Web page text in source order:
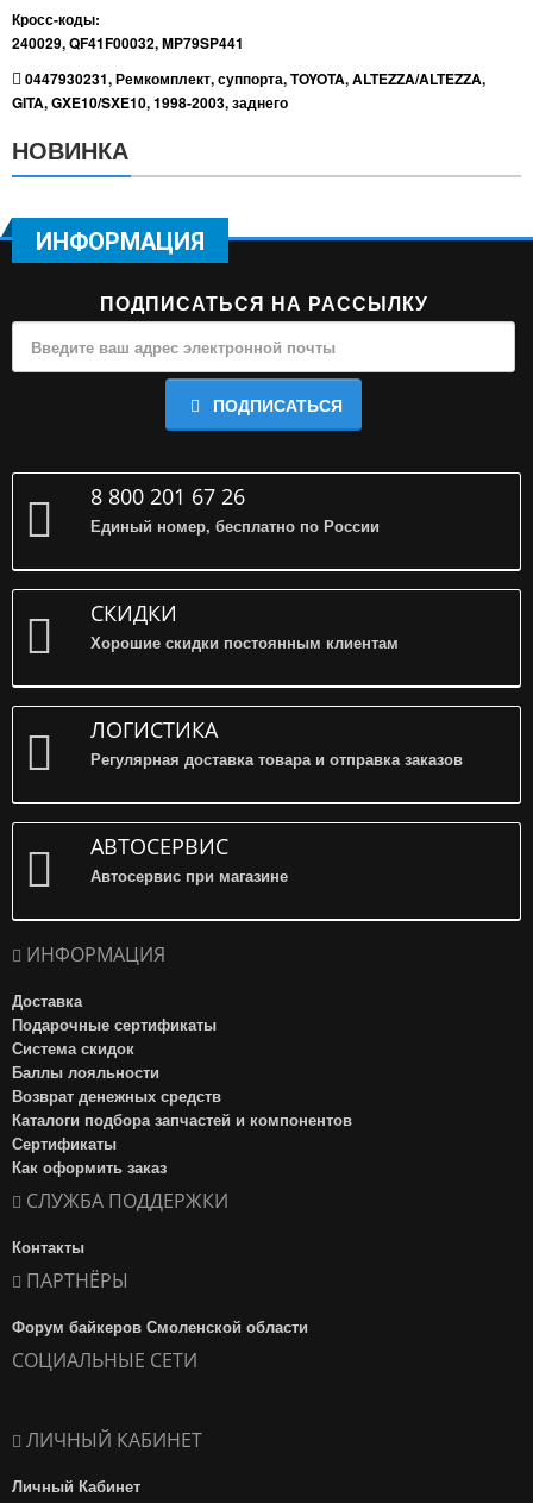
Кросс-коды:
240029, QF41F00032, MP79SP441
0447930231,Ремкомплект,суппорта,TOYOTA,ALTEZZA/ALTEZZA,
GITA,GXE10/SXE10,1998-2003,заднего
НОВИНКА
ИНФОРМАЦИЯ
ПОДПИСАТЬСЯ НА РАССЫЛКУ
ПОДПИСАТЬСЯ
8 800 201 67 26
Единый номер, бесплатно по России
СКИДКИ
Хорошие скидки постоянным клиентам
ЛОГИСТИКА
Регулярная доставка товара и отправка заказов
АВТОСЕРВИС
Автосервис при магазине
ИНФОРМАЦИЯ
Доставка
Подарочные сертификаты
Система скидок
Баллы лояльности
Возврат денежных средств
Каталоги подбора запчастей и компонентов
Сертификаты
Как оформить заказ
СЛУЖБА ПОДДЕРЖКИ
Контакты
ПАРТНЁРЫ
Форум байкеров Смоленской области
СОЦИАЛЬНЫЕ СЕТИ
ЛИЧНЫЙ КАБИНЕТ
Личный Кабинет